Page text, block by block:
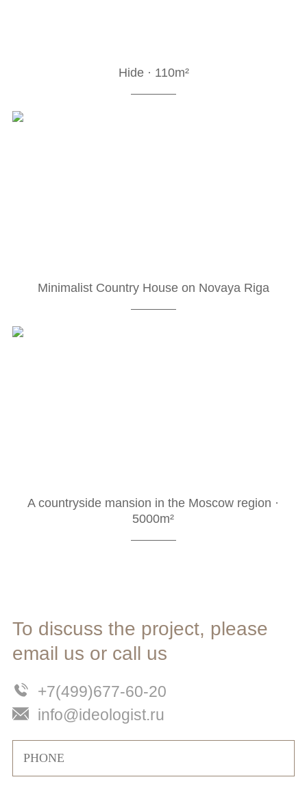
Hide · 110m²
Minimalist Country House on Novaya Riga
A countryside mansion in the Moscow region ·
5000m²
To discuss the project, please
email us or call us
+7(499)677-60-20
info@ideologist.ru